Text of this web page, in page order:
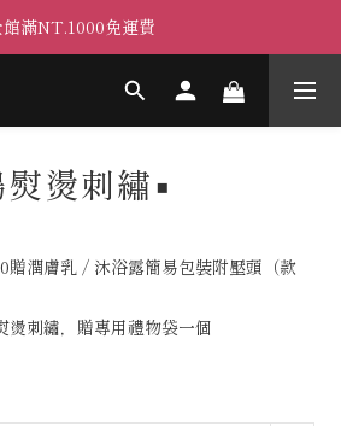
滿NT.1000免運費
燙刺繡▪
贈潤膚乳 / 沐浴露簡易包裝附壓頭（款
燙刺繡，贈專用禮物袋一個